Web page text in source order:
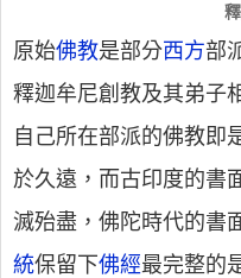
原始佛教是部分西方部
釋迦牟尼創教及其弟子
自己所在部派的佛教即
於久遠，而古印度的書
滅殆盡，佛陀時代的書
統保留下佛經最完整的